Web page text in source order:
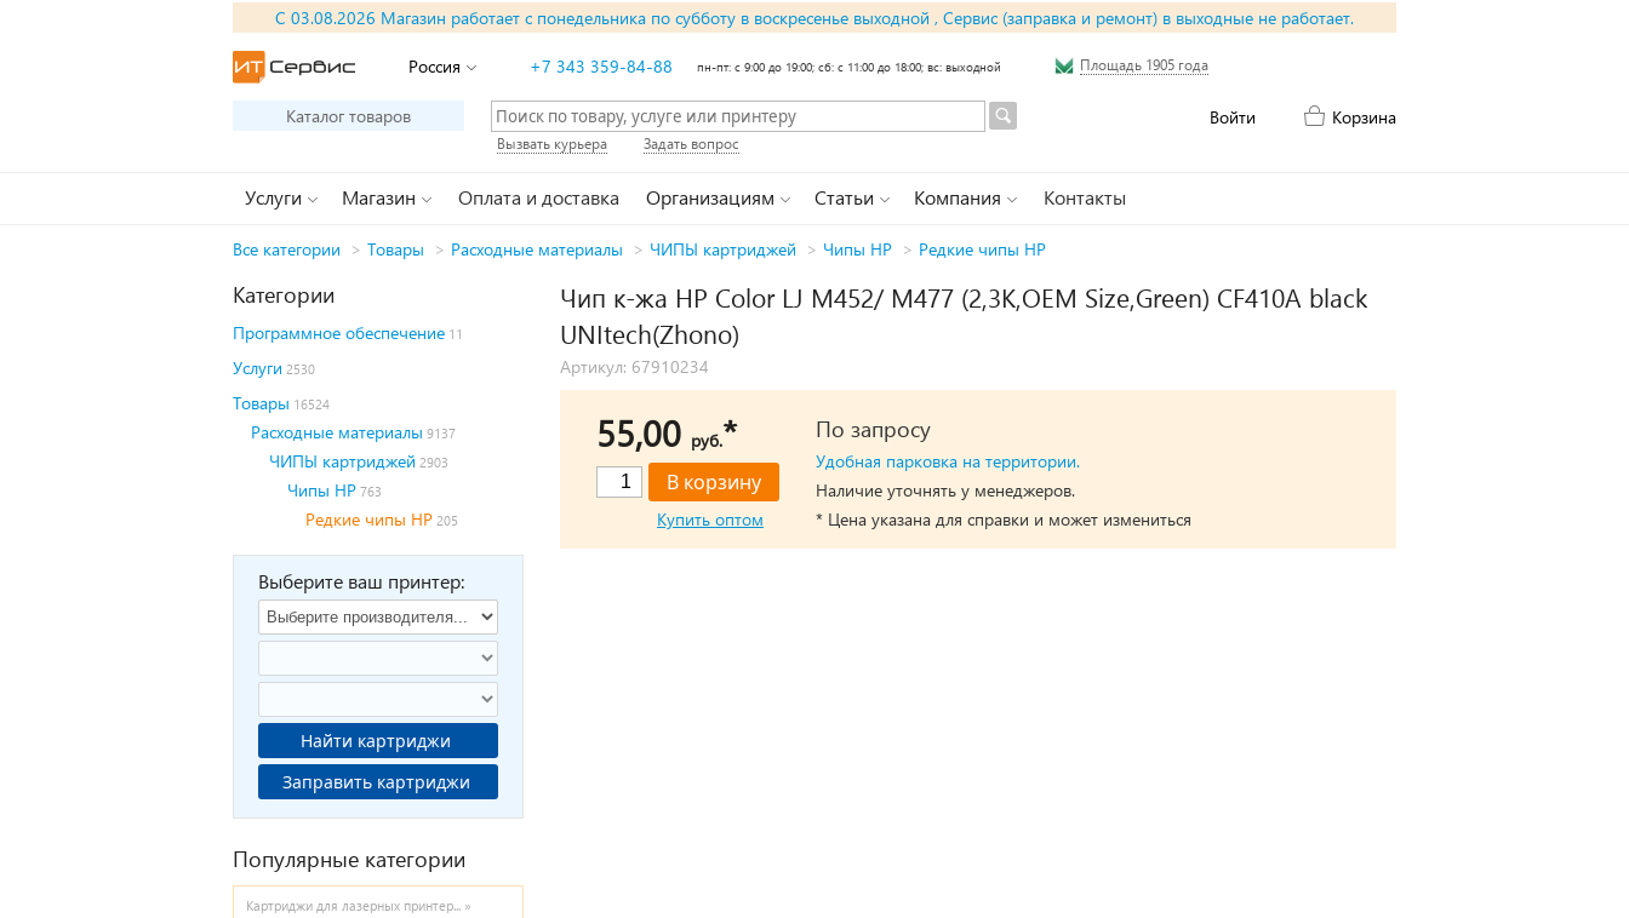
С 03.08.2026 Магазин работает с понедельника по субботу в воскресенье выходной , Сервис (заправка и ремонт) в выходные не работает.
Россия +7 343 359-84-88 пн-пт: с 9:00 до 19:00; сб: с 11:00 до 18:00; вс: выходной Площадь 1905 года
Каталог товаров Войти Корзина
Вызвать курьера Задать вопрос
Услуги Магазин Оплата и доставка Организациям Статьи Компания Контакты
Все категории > Товары > Расходные материалы > ЧИПЫ картриджей > Чипы HP > Редкие чипы HP
Категории
Программное обеспечение 11
Услуги 2530
Товары 16524
Расходные материалы 9137
ЧИПЫ картриджей 2903
Чипы HP 763
Редкие чипы HP 205
Выберите ваш принтер:
Найти картриджи
Заправить картриджи
Популярные категории
Картриджи для лазерных принтер... »
Чип к-жа HP Color LJ M452/ M477 (2,3K,OEM Size,Green) CF410A black
UNItech(Zhono)
Артикул: 67910234
55,00 руб.*
Купить оптом
По запросу
Удобная парковка на территории.
Наличие уточнять у менеджеров.
* Цена указана для справки и может измениться